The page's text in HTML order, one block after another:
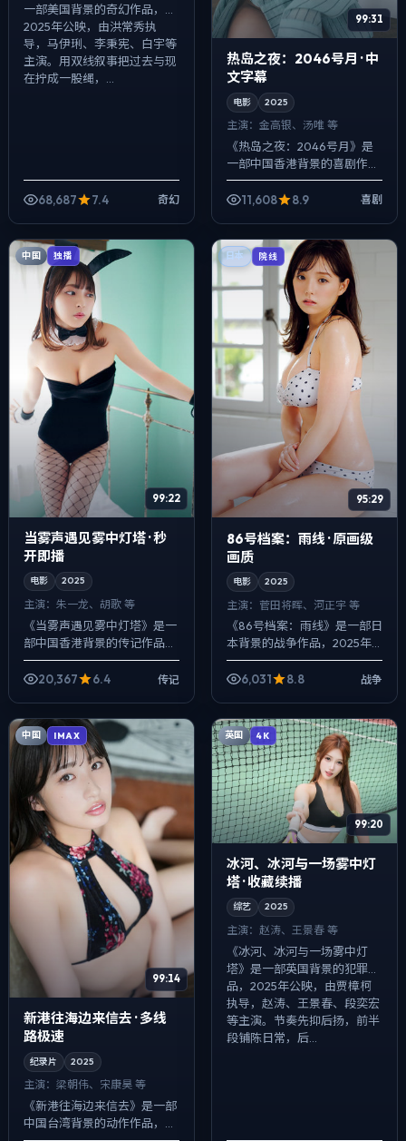
一部美国背景的奇幻作品，
2025年公映，由洪常秀执
导，马伊琍、李秉宪、白宇等
主演。用双线叙事把过去与现
在拧成一股绳，...
68,687 7.4 奇幻
99:31
热岛之夜：2046号月 · 中
文字幕
电影 2025
主演： 金高银、汤唯 等
《热岛之夜：2046号月》是
一部中国香港背景的喜剧作
品，2025年公映，由文牧野
执导，金高银、汤唯、大鹏等
11,608 8.9 喜剧
中国 独播
99:22
当雾声遇见雾中灯塔 · 秒
开即播
电影 2025
主演： 朱一龙、胡歌 等
《当雾声遇见雾中灯塔》是一
部中国香港背景的传记作品，
2025年公映，由林超贤执
导，朱一龙、胡歌、安藤樱等
20,367 6.4 传记
日本 院线
95:29
86号档案：雨线 · 原画级
画质
电影 2025
主演： 菅田将晖、河正宇 等
《86号档案：雨线》是一部日
本背景的战争作品，2025年
公映，由陈凯歌执导，菅田将
晖、河正宇、凯特·布兰切特等
6,031 8.8 战争
中国 IMAX
99:14
新港往海边来信去 · 多线
路极速
纪录片 2025
主演： 梁朝伟、宋康昊 等
《新港往海边来信去》是一部
中国台湾背景的动作作品，
英国 4K
99:20
冰河、冰河与一场雾中灯
塔 · 收藏续播
综艺 2025
主演： 赵涛、王景春 等
《冰河、冰河与一场雾中灯
塔》是一部英国背景的犯罪作
品，2025年公映，由贾樟柯
执导，赵涛、王景春、段奕宏
等主演。节奏先抑后扬，前半
段铺陈日常，后...